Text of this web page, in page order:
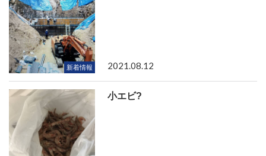
新着情報 2021.08.12
小エビ?